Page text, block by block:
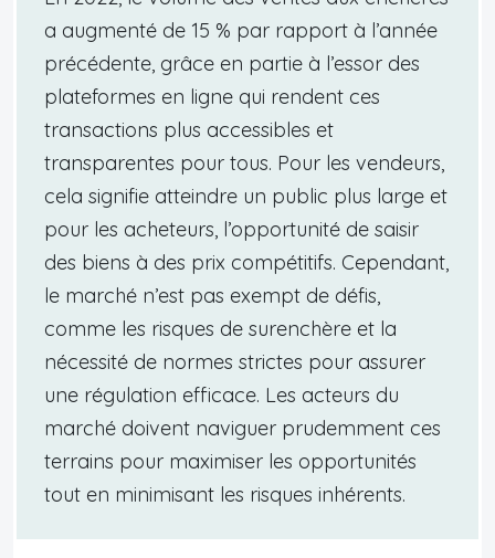
a augmenté de 15 % par rapport à l’année
précédente, grâce en partie à l’essor des
plateformes en ligne qui rendent ces
transactions plus accessibles et
transparentes pour tous. Pour les vendeurs,
cela signifie atteindre un public plus large et
pour les acheteurs, l’opportunité de saisir
des biens à des prix compétitifs. Cependant,
le marché n’est pas exempt de défis,
comme les risques de surenchère et la
nécessité de normes strictes pour assurer
une régulation efficace. Les acteurs du
marché doivent naviguer prudemment ces
terrains pour maximiser les opportunités
tout en minimisant les risques inhérents.